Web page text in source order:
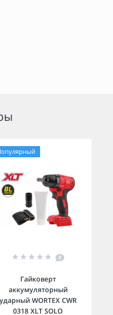
0
Гайковерт
аккумуляторный
ударный WORTEX CWR
0318 XLT SOLO